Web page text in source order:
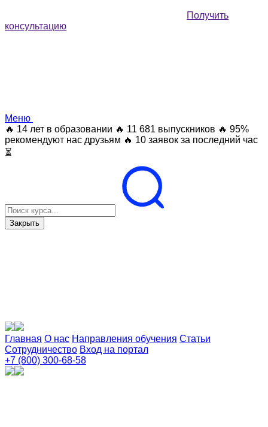
Получить
консультацию
Меню
🔥 14 лет в образовании 🔥 11 681 выпускников 🔥 95%
рекомендуют нас друзьям 🔥 10 заявок за последний час
⏳
Закрыть
Главная О нас Направления обучения Статьи
Сотрудничество Вход на портал
+7 (800) 300-68-58